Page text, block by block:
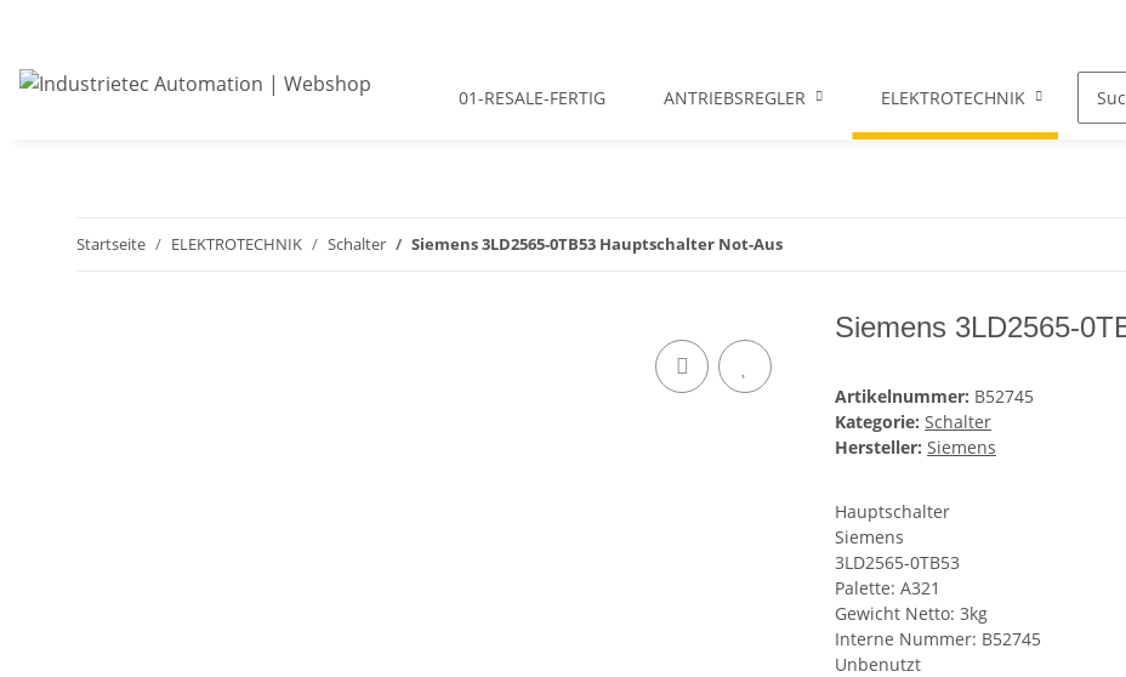
01-RESALE-FERTIG ANTRIEBSREGLER ELEKTROTECHNIK
Startseite ELEKTROTECHNIK Schalter Siemens 3LD2565-0TB53 Hauptschalter Not-Aus
Siemens 3LD2565-
Artikelnummer: B52745
Kategorie: Schalter
Hersteller: Siemens
Hauptschalter
Siemens
3LD2565-0TB53
Palette: A321
Gewicht Netto: 3kg
Interne Nummer: B52745
Unbenutzt